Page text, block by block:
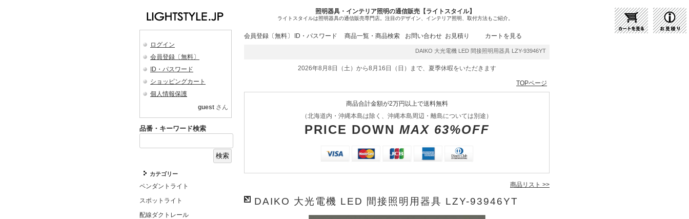
照明器具・インテリア照明の通信販売【ライトスタイル】
ライトスタイルは照明器具の通信販売専門店。注目のデザイン、インテリア照明、取付方法もご紹介。
ログイン
会員登録〔無料〕
ID・パスワード
ショッピングカート
個人情報保護
guest さん
品番・キーワード検索
カテゴリー
ペンダントライト
スポットライト
配線ダクトレール
会員登録〔無料〕 ID・パスワード 商品一覧・商品検索 お問い合わせ お見積り カートを見る
DAIKO 大光電機 LED 間接照明用器具 LZY-93946YT | 商品紹介 | 照明器具の通販・インテリア照明の通信販売【
2026年8月8日（土）から8月16日（日）まで、夏季休暇をいただきます
TOPページ
商品合計金額が2万円以上で送料無料
（北海道内・沖縄本島は除く、沖縄本島周辺・離島については別途）
PRICE DOWN MAX 63%OFF
商品リスト >>
DAIKO 大光電機 LED 間接照明用器具 LZY-93946YT